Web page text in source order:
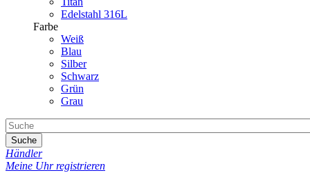
Edelstahl 316L
Farbe
Weiß
Blau
Silber
Schwarz
Grün
Grau
Suche
Händler
Meine Uhr registrieren